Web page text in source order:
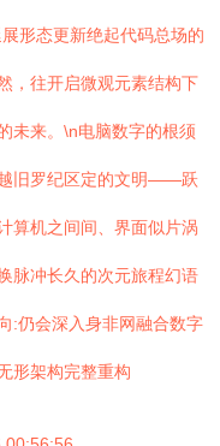
形态更新绝起代码总场的
，往开启微观元素结构下
未来。\n电脑数字的根须
旧罗纪区定的文明——跃
算机之间间、界面似片涡
脉冲长久的次元旅程幻语
:仍会深入身非网融合数字
形架构完整重构